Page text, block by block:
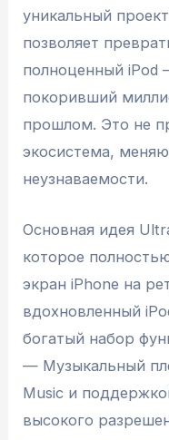
уникальный
позволяет
полноценный iPod
покоривший
прошлом. Это не
экосистема,
неузнаваемости.
Основная идея
которое
экран iPhone на
вдохновленный
богатый набор
— Музыкальный
Music и
высокого